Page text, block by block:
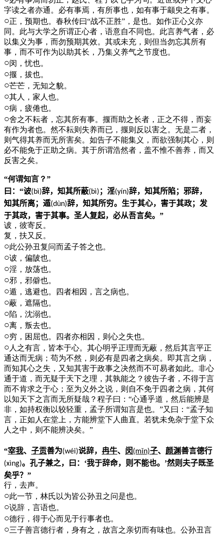
字读之者亦通。必有事焉，有所事也，如有事于颛臾之有事。
○正，预期也。春秋传曰“战不正胜”，是也。如作正心义亦
同。此与大学之所谓正心者，语意自不同也。此言养气者，必
以集义为事，而勿预期其效。其或未充，则但当勿忘其所有
事，而不可作为以助其长，乃集义养气之节度也。
○闵，忧也。
○揠，拔也。
○芒芒，无知之貌。
○其人，家人也。
○病，疲倦也。
○舍之不耘者，忘其所有事。揠而助之长者，正之不得，而妄
有作为者也。然不耘则失养而已，揠则反以害之。无是二者，
则气得其养而无所害矣。如告子不能集义，而欲强制其心，则
必不能免于正助之病。其于所谓浩然者，盖不惟不善养，而又
反害之矣。
“何谓知言？”
曰：“诐(bì)辞，知其所蔽(bì)；淫(yín)辞，知其所陷；邪辞，
知其所离；遁(dùn)辞，知其所穷。生于其心，害于其政；发
于其政，害于其事。圣人复起，必从吾言矣。”
诐，彼寄反。
复，扶又反。
○此公孙丑复问而孟子答之也。
○诐，偏陂也。
○淫，放荡也。
○邪，邪僻也。
○遁，逃避也。四者相因，言之病也。
○蔽，遮隔也。
○陷，沈溺也。
○离，叛去也。
○穷，困屈也。四者亦相因，则心之失也。
○ 人之有言，皆本于心。其心明乎正理而无蔽，然后其言平正
通达而无病；苟为不然，则必有是四者之病矣。即其言之病，
而知其心之失，又知其害于政事之决然而不可易者如此。非心
通于道，而无疑于天下之理，其孰能之？彼告子者，不得于言
而不肯求之于心；至为义外之说，则自不免于四者之病，其何
以知天下之言而无所疑哉？程子曰：“心通乎道，然后能辨是
非，如持权衡以较轻重，孟子所谓知言是也。”又曰：“孟子知
言，正如人在堂上，方能辨堂下人曲直。若犹未免杂于堂下众
人之中，则不能辨决矣。”
“宰我、 子贡善为(wéi)说辞， 冉牛、 闵 (mǐn)子、 颜渊善言德行
(xìng)。孔子兼之，曰：‘我于辞命，则不能也。’然则夫子既圣
矣乎？”
行，去声。
○此一节，林氏以为皆公孙丑之问是也。
○说辞，言语也。
○德行，得于心而见于行事者也。
○三子善言德行者，身有之，故言之亲切而有味也。公孙丑言